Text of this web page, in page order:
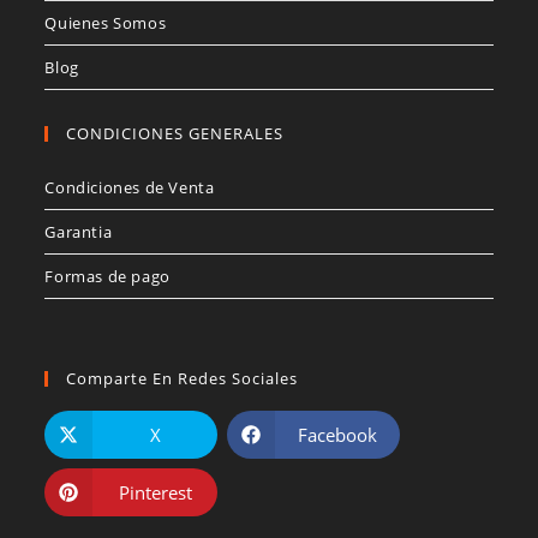
Quienes Somos
Blog
CONDICIONES GENERALES
Condiciones de Venta
Garantia
Formas de pago
Comparte En Redes Sociales
X Facebook
Pinterest